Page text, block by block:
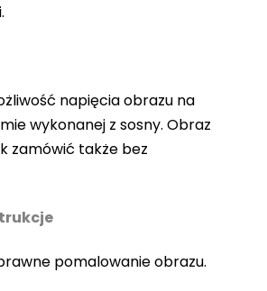
napięcia obrazu na
wykonanej z sosny. Obraz
zamówić także bez
pomalowanie obrazu.